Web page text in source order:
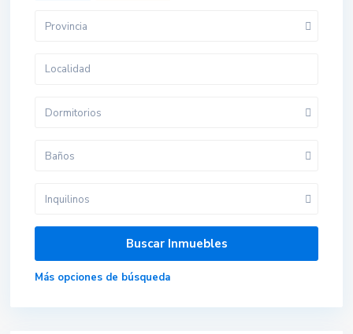
Provincia
Dormitorios
Baños
Inquilinos
Más opciones de búsqueda